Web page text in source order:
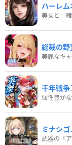
ハーレ
美女と一
総裁の
美麗なキ
千年戦争
個性豊か
ミナシ